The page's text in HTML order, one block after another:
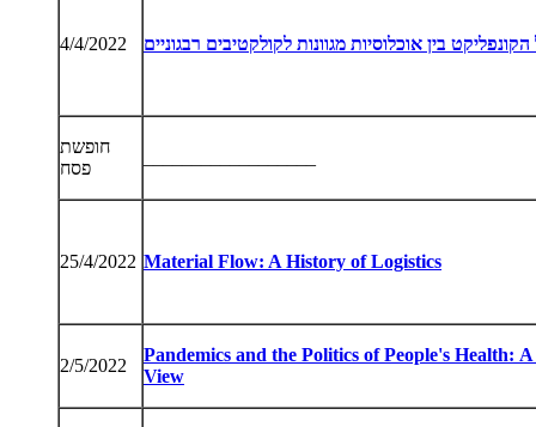
הקונפליקט בין אוכלוסיות מגוונות לקולקטיבים רבגוניים 4/4/2022
חופשת
פסח
Material Flow: A History of Logistics
25/4/2022
Pandemics and the Politics of People's Health:
View
2/5/2022